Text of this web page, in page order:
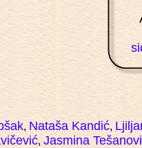
, Nataša Kandić,
, Jasmina